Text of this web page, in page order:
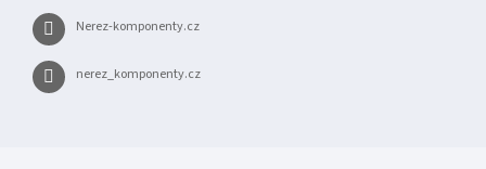
Nerez-komponenty.cz
nerez_komponenty.cz